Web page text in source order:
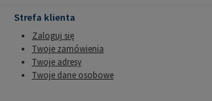
Strefa klienta
Zaloguj się
Twoje zamówienia
Twoje adresy
Twoje dane osobowe